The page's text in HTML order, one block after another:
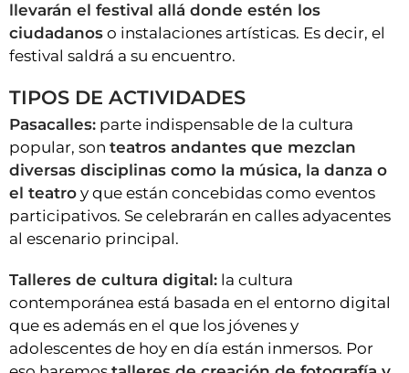
llevarán el festival allá donde estén los
ciudadanos o instalaciones artísticas. Es decir, el
festival saldrá a su encuentro.
TIPOS DE ACTIVIDADES
Pasacalles: parte indispensable de la cultura
popular, son teatros andantes que mezclan
diversas disciplinas como la música, la danza o
el teatro y que están concebidas como eventos
participativos. Se celebrarán en calles adyacentes
al escenario principal.
Talleres de cultura digital: la cultura
contemporánea está basada en el entorno digital
que es además en el que los jóvenes y
adolescentes de hoy en día están inmersos. Por